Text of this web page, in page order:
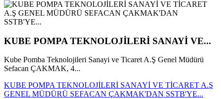
KUBE POMPA TEKNOLOJİLERİ SANAYİ VE...
Kube Pomba Teknolojileri Sanayi ve Ticaret A.Ş Genel Müdürü
Sefacan ÇAKMAK, 4...
KUBE POMPA TEKNOLOJİLERİ SANAYİ VE TİCARET A.Ş
GENEL MÜDÜRÜ SEFACAN ÇAKMAK'DAN SSTB'YE...